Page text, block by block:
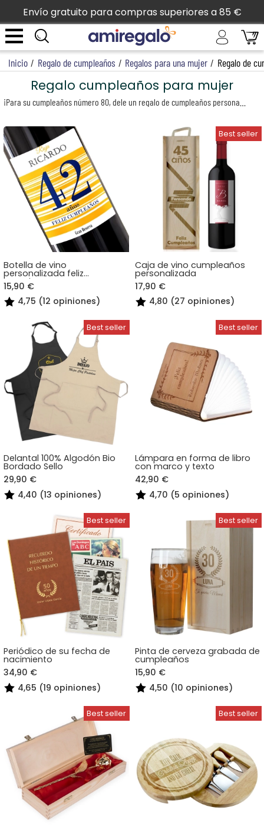
Envío gratuito para compras superiores a 85 €
Inicio / Regalo de cumpleaños / Regalos para una mujer / Regalo de
Regalo cumpleaños para mujer
Botella de vino
personalizada feliz
cumpleaños
15,90 €
4,75 (12 opiniones)
Caja de vino cumpleaños
personalizada
17,90 €
4,80 (27 opiniones)
Delantal 100% Algodón Bio
Bordado Sello
29,90 €
4,40 (13 opiniones)
Lámpara en forma de libro
con marco y texto
42,90 €
4,70 (5 opiniones)
Periódico de su fecha de
nacimiento
34,90 €
4,65 (19 opiniones)
Pinta de cerveza grabada de
cumpleaños
15,90 €
4,50 (10 opiniones)